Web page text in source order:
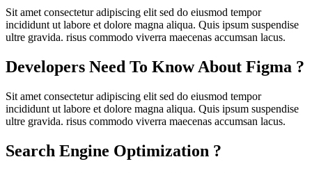
Sit amet consectetur adipiscing elit sed do eiusmod tempor
incididunt ut labore et dolore magna aliqua. Quis ipsum suspendise
ultre gravida. risus commodo viverra maecenas accumsan lacus.
Developers Need To Know About Figma ?
Sit amet consectetur adipiscing elit sed do eiusmod tempor
incididunt ut labore et dolore magna aliqua. Quis ipsum suspendise
ultre gravida. risus commodo viverra maecenas accumsan lacus.
Search Engine Optimization ?